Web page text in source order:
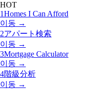
HOT
1Homes I Can Afford
이동 →
2アパート検索
이동 →
3Mortgage Calculator
이동 →
4階級分析
이동 →